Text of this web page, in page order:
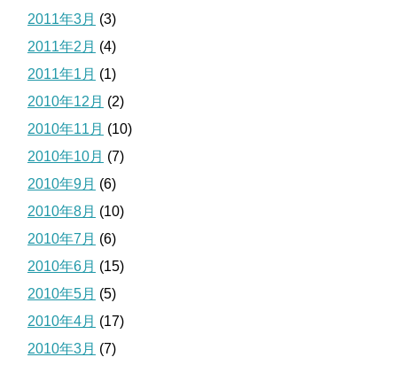
2011年3月 (3)
2011年2月 (4)
2011年1月 (1)
2010年12月 (2)
2010年11月 (10)
2010年10月 (7)
2010年9月 (6)
2010年8月 (10)
2010年7月 (6)
2010年6月 (15)
2010年5月 (5)
2010年4月 (17)
2010年3月 (7)